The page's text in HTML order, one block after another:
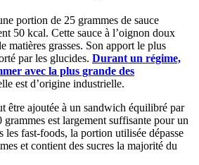
portion de 25 grammes de sauce
50 kcal. Cette sauce à l’oignon doux
matières grasses. Son apport le plus
par les glucides. Durant un régime,
avec la plus grande des
est d’origine industrielle.
être ajoutée à un sandwich équilibré par
est largement suffisante pour un
les fast-foods, la portion utilisée dépasse
et contient des sucres la majorité du